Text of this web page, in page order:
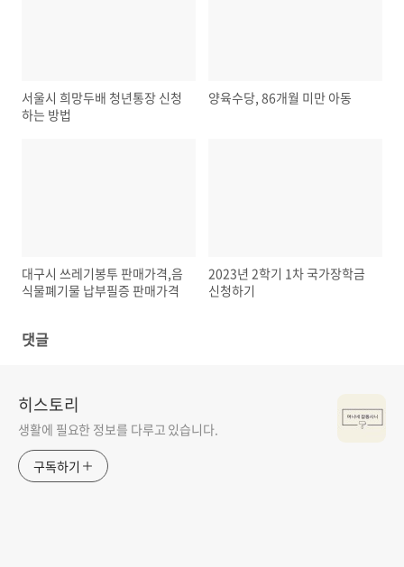
서울시 희망두배 청년통장 신청
하는 방법
양육수당, 86개월 미만 아동
대구시 쓰레기봉투 판매가격,음
식물폐기물 납부필증 판매가격
2023년 2학기 1차 국가장학금
신청하기
댓글
히스토리
생활에 필요한 정보를 다루고 있습니다.
구독하기